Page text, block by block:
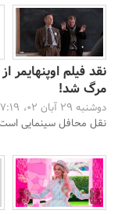
نقد فیلم اوپنهایمر
مرگ شد!
دوشنبه 29 آبان 02، 17:19 -
نقل محافل سینمایی